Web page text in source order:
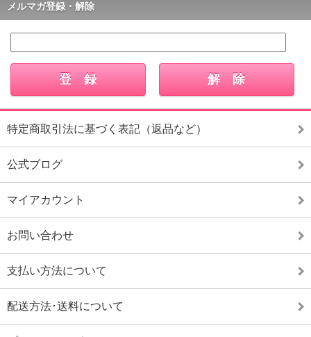
メルマガ登録・解除
特定商取引法に基づく表記（返品など）
公式ブログ
マイアカウント
お問い合わせ
支払い方法について
配送方法･送料について